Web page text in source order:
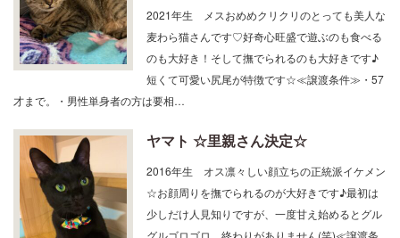
2021年生 メスおめめクリクリのとっても美人な
麦わら猫さんです♡好奇心旺盛で遊ぶのも食べる
のも大好き！そして撫でられるのも大好きです♪
短くて可愛い尻尾が特徴です☆≪譲渡条件≫・57
才まで。・男性単身者の方は要相…
ヤマト ☆里親さん決定☆
2016年生 オス凛々しい顔立ちの正統派イケメン
☆お顔周りを撫でられるのが大好きです♪最初は
少しだけ人見知りですが、一度甘え始めるとグル
グルゴロゴロ…終わりがありません(笑)≪譲渡条